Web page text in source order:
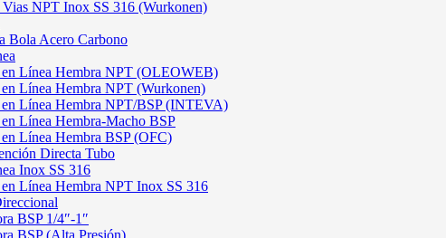
NPT Inox SS 316 (Wurkonen)
Bola Acero Carbono
Línea Hembra NPT (OLEOWEB)
Línea Hembra NPT (Wurkonen)
Línea Hembra NPT/BSP (INTEVA)
Línea Hembra-Macho BSP
Línea Hembra BSP (OFC)
Directa Tubo
Inox SS 316
Línea Hembra NPT Inox SS 316
BSP 1/4″-1″
BSP (Alta Presión)